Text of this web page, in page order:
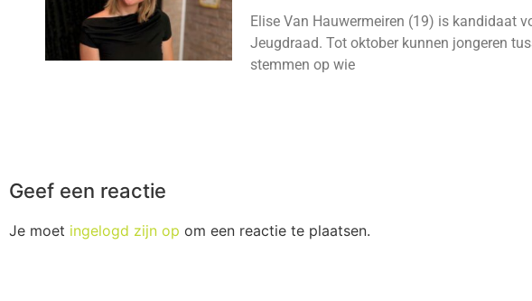
Elise Van Hauwermeiren (19) is kandidaat
Jeugdraad. Tot oktober kunnen jongeren
stemmen op wie
Geef een reactie
Je moet ingelogd zijn op om een reactie te plaatsen.